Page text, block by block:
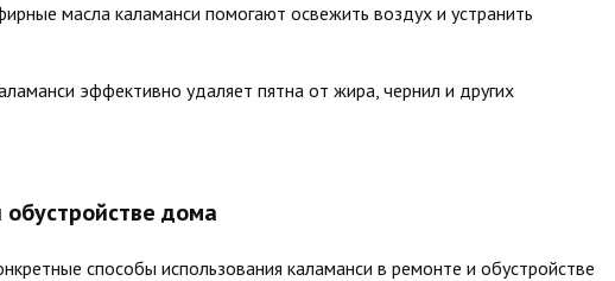
масла каламанси помогают освежить воздух и устранить
эффективно удаляет пятна от жира, чернил и других
дома
способы использования каламанси в ремонте и обустройстве